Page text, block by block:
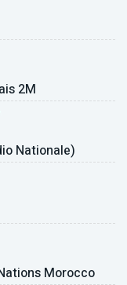
2M
Nationale)
Morocco